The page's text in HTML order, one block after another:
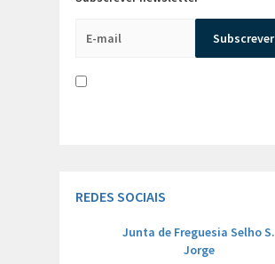
REDES SOCIAIS
Junta de Freguesia Selho S.
Jorge